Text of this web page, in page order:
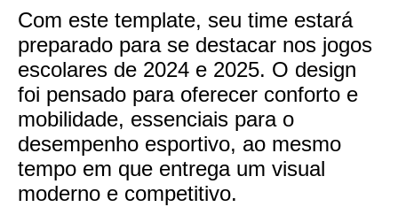
Com este template, seu time estará
preparado para se destacar nos jogos
escolares de 2024 e 2025. O design
foi pensado para oferecer conforto e
mobilidade, essenciais para o
desempenho esportivo, ao mesmo
tempo em que entrega um visual
moderno e competitivo.